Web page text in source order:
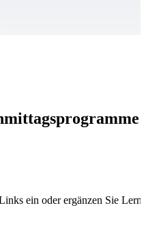
ein oder ergänzen Sie